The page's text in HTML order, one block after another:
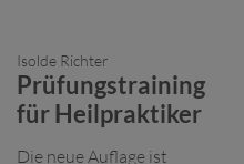
Isolde Richter
Prüfungstraining
für Heilpraktiker
Die neue Auflage ist